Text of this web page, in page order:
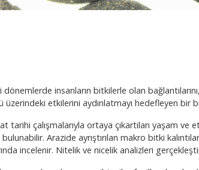
insanların bitkilerle olan
etkilerini aydınlatmayı hedefleyen bir
çalışmalarıyla ortaya çıkartılan yaşam ve
Arazide ayrıştırılan makro bitki
incelenir. Nitelik ve nicelik analizleri